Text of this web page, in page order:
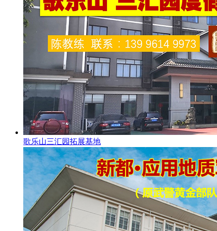
歌乐山三汇园拓展基地